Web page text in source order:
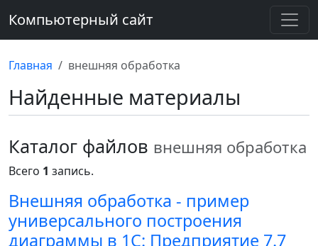
Компьютерный сайт
Главная внешняя обработка
Найденные материалы
Каталог файлов внешняя обработка
Всего 1 запись.
Внешняя обработка - пример
универсального построения
диаграммы в 1С: Предприятие 7.7